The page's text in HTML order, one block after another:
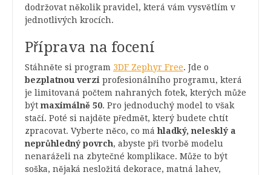
dodržovat několik pravidel, která vám vysvětlím v
jednotlivých krocích.
Příprava na focení
Stáhněte si program 3DF Zephyr Free. Jde o
bezplatnou verzi profesionálního programu, která
je limitovaná počtem nahraných fotek, kterých může
být maximálně 50. Pro jednoduchý model to však
stačí. Poté si najděte předmět, který budete chtít
zpracovat. Vyberte něco, co máhladký, nelesklý a
neprůhledný povrch, abyste při tvorbě modelu
nenaráželi na zbytečné komplikace. Může to být
soška, nějaká nesložitá dekorace, matná lahev,